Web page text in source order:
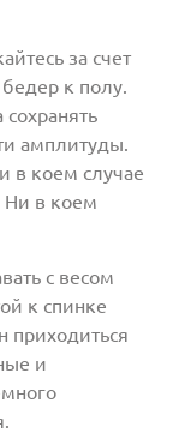
за счет
к полу.
амплитуды.
в коем случае
Ни в коем
с весом
к спинке
приходиться
и